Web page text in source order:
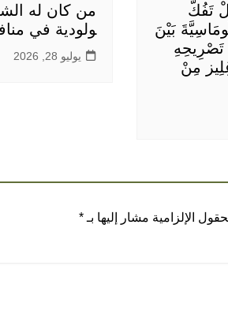
تَفُكُّ
بَيْنَ
تَصْرِيحِهِ
مِنْ
من كان له
ولودية في
يوليو 28, 2026
الإلزامية مشار إليها بـ *